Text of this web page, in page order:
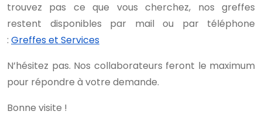
trouvez pas ce que vous cherchez, nos greffes
restent disponibles par mail ou par téléphone
: Greffes et Services
N’hésitez pas. Nos collaborateurs feront le maximum
pour répondre à votre demande.
Bonne visite !